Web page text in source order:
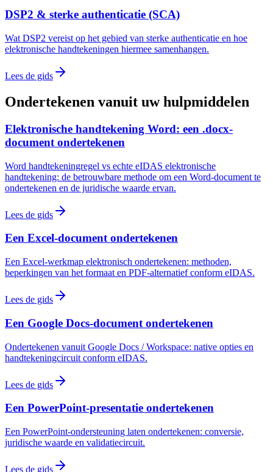
DSP2 & sterke authenticatie (SCA)
Wat DSP2 vereist op het gebied van sterke authenticatie en hoe
elektronische handtekeningen hiermee samenhangen.
Lees de gids
Ondertekenen vanuit uw hulpmiddelen
Elektronische handtekening Word: een .docx-
document ondertekenen
Word handtekeningregel vs echte eIDAS elektronische
handtekening: de betrouwbare methode om een Word-document te
ondertekenen en de juridische waarde ervan.
Lees de gids
Een Excel-document ondertekenen
Een Excel-werkmap elektronisch ondertekenen: methoden,
beperkingen van het formaat en PDF-alternatief conform eIDAS.
Lees de gids
Een Google Docs-document ondertekenen
Ondertekenen vanuit Google Docs / Workspace: native opties en
handtekeningcircuit conform eIDAS.
Lees de gids
Een PowerPoint-presentatie ondertekenen
Een PowerPoint-ondersteuning laten ondertekenen: conversie,
juridische waarde en validatiecircuit.
Lees de gids